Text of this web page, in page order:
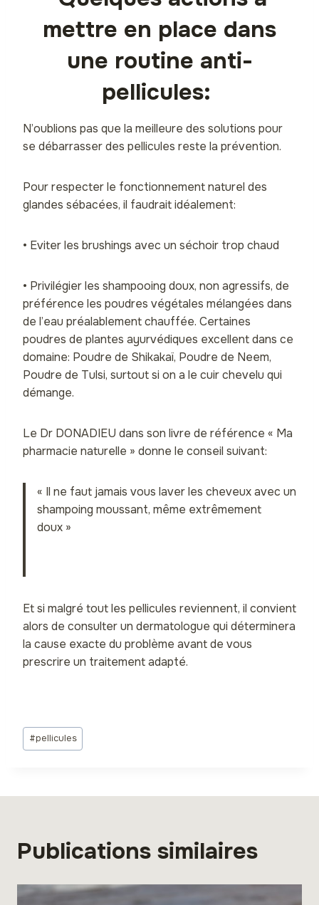
mettre en place dans
une routine anti-
pellicules:
N’oublions pas que la meilleure des solutions pour
se débarrasser des pellicules reste la prévention.
Pour respecter le fonctionnement naturel des
glandes sébacées, il faudrait idéalement:
• Eviter les brushings avec un séchoir trop chaud
• Privilégier les shampooing doux, non agressifs, de
préférence les poudres végétales mélangées dans
de l’eau préalablement chauffée. Certaines
poudres de plantes ayurvédiques excellent dans ce
domaine: Poudre de Shikakaï, Poudre de Neem,
Poudre de Tulsi, surtout si on a le cuir chevelu qui
démange.
Le Dr DONADIEU dans son livre de référence « Ma
pharmacie naturelle » donne le conseil suivant:
« Il ne faut jamais vous laver les cheveux avec un
shampoing moussant, même extrêmement
doux »
Et si malgré tout les pellicules reviennent, il convient
alors de consulter un dermatologue qui déterminera
la cause exacte du problème avant de vous
prescrire un traitement adapté.
Étiquettes
de
#pellicules
Publications similaires